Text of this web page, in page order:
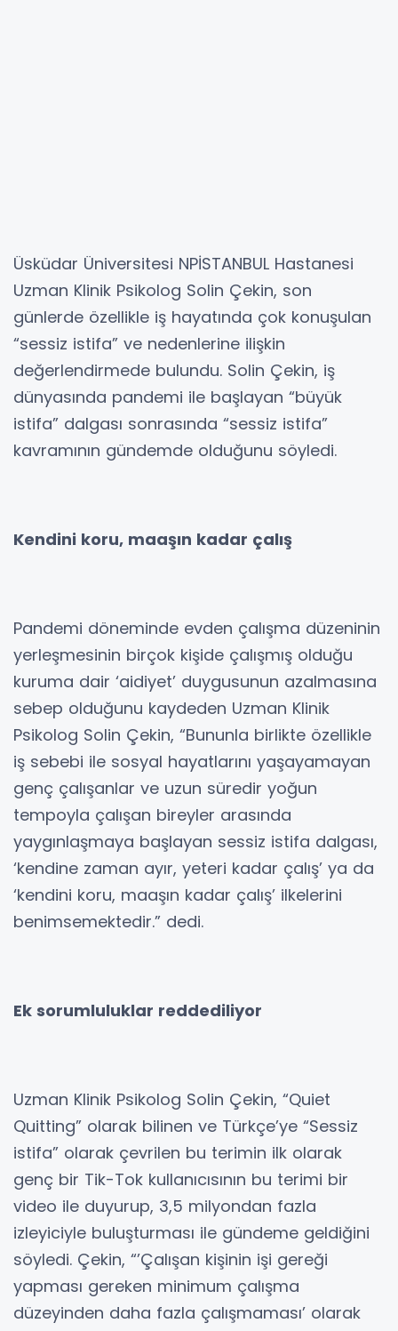
Üsküdar Üniversitesi NPİSTANBUL Hastanesi
Uzman Klinik Psikolog Solin Çekin, son
günlerde özellikle iş hayatında çok konuşulan
“sessiz istifa” ve nedenlerine ilişkin
değerlendirmede bulundu. Solin Çekin, iş
dünyasında pandemi ile başlayan “büyük
istifa” dalgası sonrasında “sessiz istifa”
kavramının gündemde olduğunu söyledi.
Kendini koru, maaşın kadar çalış
Pandemi döneminde evden çalışma düzeninin
yerleşmesinin birçok kişide çalışmış olduğu
kuruma dair ‘aidiyet’ duygusunun azalmasına
sebep olduğunu kaydeden Uzman Klinik
Psikolog Solin Çekin, “Bununla birlikte özellikle
iş sebebi ile sosyal hayatlarını yaşayamayan
genç çalışanlar ve uzun süredir yoğun
tempoyla çalışan bireyler arasında
yaygınlaşmaya başlayan sessiz istifa dalgası,
‘kendine zaman ayır, yeteri kadar çalış’ ya da
‘kendini koru, maaşın kadar çalış’ ilkelerini
benimsemektedir.” dedi.
Ek sorumluluklar reddediliyor
Uzman Klinik Psikolog Solin Çekin, “Quiet
Quitting” olarak bilinen ve Türkçe’ye “Sessiz
istifa” olarak çevrilen bu terimin ilk olarak
genç bir Tik-Tok kullanıcısının bu terimi bir
video ile duyurup, 3,5 milyondan fazla
izleyiciyle buluşturması ile gündeme geldiğini
söyledi. Çekin, “’Çalışan kişinin işi gereği
yapması gereken minimum çalışma
düzeyinden daha fazla çalışmaması’ olarak